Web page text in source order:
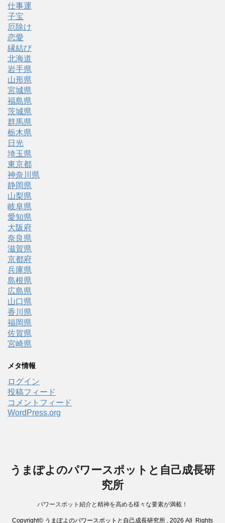
仕事運
子宝
厄除け
恋愛
縁結び
北海道
岩手県
山形県
宮城県
福島県
茨城県
群馬県
栃木県
日光
埼玉県
東京都
神奈川県
静岡県
山梨県
岐阜県
愛知県
大阪府
奈良県
滋賀県
京都府
兵庫県
島根県
広島県
山口県
香川県
福岡県
佐賀県
宮崎県
メタ情報
ログイン
投稿フィード
コメントフィード
WordPress.org
うまぽよのパワースポットと自己成長研
究所
パワースポット紹介と精神を高める様々な要素が満載！
Copyright© うまぽよのパワースポットと自己成長研究所 , 2026 All Rights